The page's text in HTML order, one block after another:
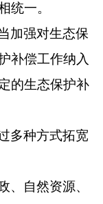
统一。
加强对生态保
补偿工作纳入
的生态保护补
多种方式拓宽
自然资源、